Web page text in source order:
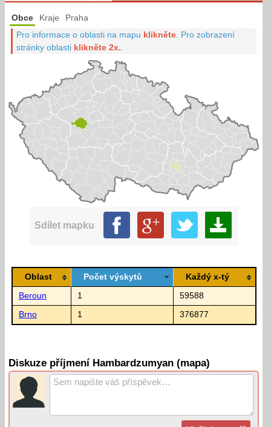
Obce Kraje Praha
Pro informace o oblasti na mapu klikněte Pro zobrazení
stránky oblasti klikněte 2x.
Sdílet mapku
Oblast Počet výskytů Každý x-tý
Beroun 1 59588
Brno 1 376877
Diskuze příjmení Hambardzumyan (mapa)